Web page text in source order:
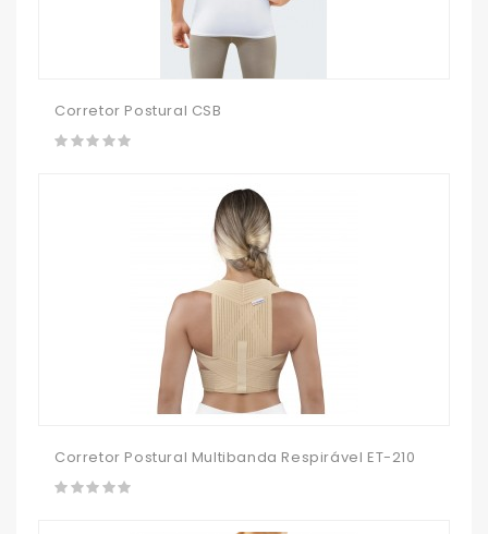
Corretor Postural CSB
Corretor Postural Multibanda Respirável ET-210